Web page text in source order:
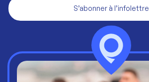
S’abonner à l’infolettre